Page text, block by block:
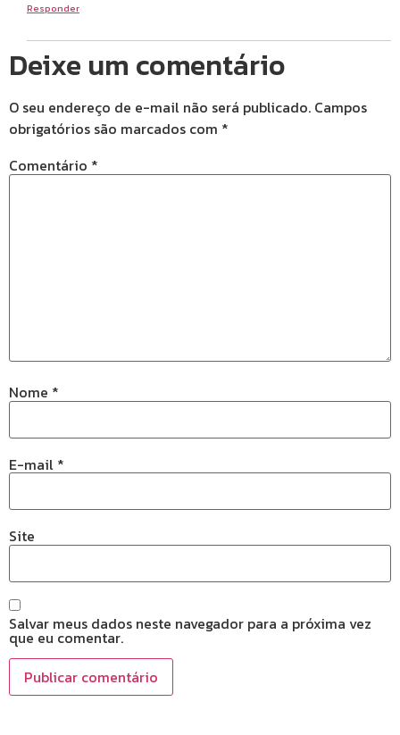
Responder
Deixe um comentário
O seu endereço de e-mail não será publicado. Campos
obrigatórios são marcados com *
Comentário *
Nome *
E-mail *
Site
Salvar meus dados neste navegador para a próxima vez
que eu comentar.